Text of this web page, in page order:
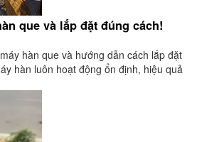
que và lắp đặt đúng cách!
hàn que và hướng dẫn cách lắp đặt
hàn luôn hoạt động ổn định, hiệu quả